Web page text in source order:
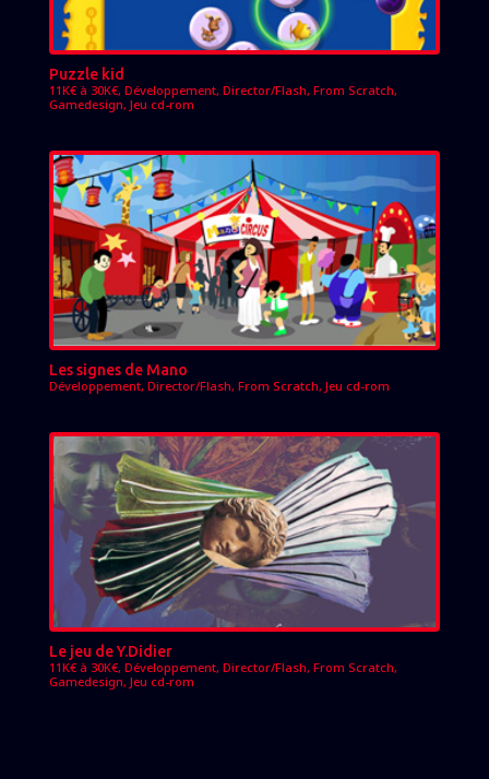
Puzzle kid
11K€ à 30K€, Développement, Director/Flash, From Scratch,
Gamedesign, Jeu cd-rom
Les signes de Mano
Développement, Director/Flash, From Scratch, Jeu cd-rom
Le jeu de Y.Didier
11K€ à 30K€, Développement, Director/Flash, From Scratch,
Gamedesign, Jeu cd-rom